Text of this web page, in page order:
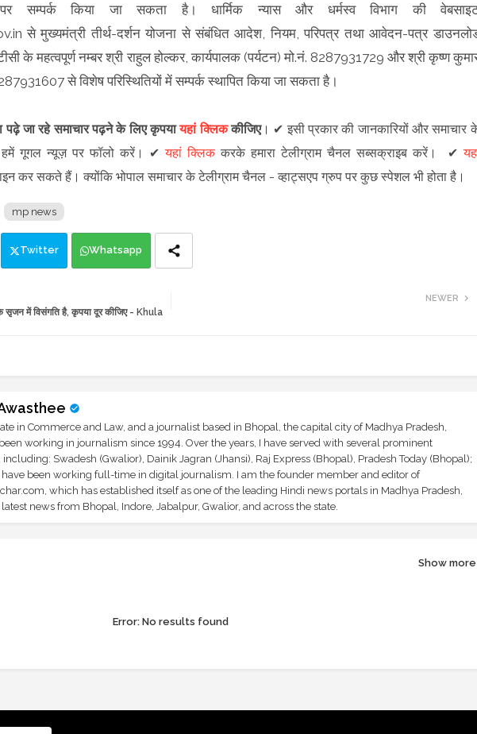
पर सम्पर्क किया जा सकता है। धार्मिक न्यास और धर्मस्व विभाग की
से मुख्यमंत्री तीर्थ-दर्शन योजना से संबंधित आदेश, नियम, परिपत्र तथा आवेदन-पत्र
के महत्वपूर्ण नम्बर श्री राहुल होल्कर, कार्यपालक (पर्यटन) मो.नं. 8287931729 और श्री कृष्ण
से विशेष परिस्थितियों में सम्पर्क स्थापित किया जा सकता है।
पढ़े जा रहे समाचार पढ़ने के लिए कृपयायहां क्लिककीजिए। ✔ इसी प्रकार की जानकारियों और समाचार
गूगल न्यूज़ पर फॉलो करें। ✔यहां क्लिककरके हमारा टेलीग्राम चैनल सब्सक्राइब करें। ✔
कर सकते हैं। क्योंकि भोपाल समाचार के टेलीग्राम चैनल - व्हाट्सएप ग्रुपपर कुछ स्पेशल भी होता है।
mp news
Twitter Whatsapp
NEWER
के सृजन में विसंगति है, कृपया दूर कीजिए - Khula
in Commerce and Law, and a journalist based in Bhopal, the capital city of Madhya Pradesh,
working in journalism since 1994. Over the years, I have served with several prominent
Swadesh (Gwalior), Dainik Jagran (Jhansi), Raj Express (Bhopal), Pradesh Today (Bhopal);
have been working full-time in digital journalism. I am the founder member and editor of
which has established itself as one of the leading Hindi news portals in Madhya Pradesh,
news from Bhopal, Indore, Jabalpur, Gwalior, and across the state.
Show more
Error:No results found